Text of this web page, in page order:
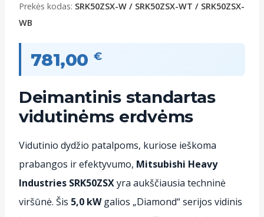
Prekės kodas: SRK50ZSX-W / SRK50ZSX-WT / SRK50ZSX-
WB
781,00 €
Deimantinis standartas
vidutinėms erdvėms
Vidutinio dydžio patalpoms, kuriose ieškoma
prabangos ir efektyvumo, Mitsubishi Heavy
Industries SRK50ZSXyra aukščiausia techninė
viršūnė. Šis 5,0 kWgalios „Diamond“ serijos vidinis